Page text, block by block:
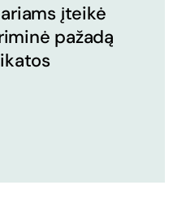
įteikė
pažadą